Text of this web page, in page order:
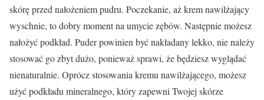
skórę przed nałożeniem pudru. Poczekanie, aż krem nawilżający
wyschnie, to dobry moment na umycie zębów. Następnie możesz
nałożyć podkład. Puder powinien być nakładany lekko, nie należy
stosować go zbyt dużo, ponieważ sprawi, że będziesz wyglądać
nienaturalnie. Oprócz stosowania kremu nawilżającego, możesz
użyć podkładu mineralnego, który zapewni Twojej skórze